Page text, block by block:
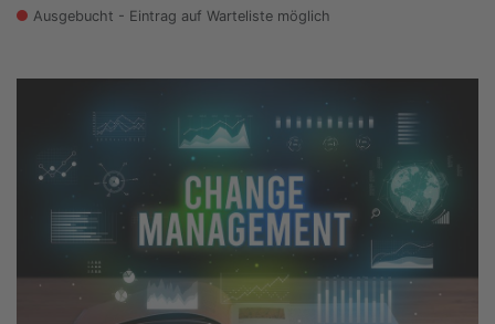
Ausgebucht - Eintrag auf Warteliste möglich